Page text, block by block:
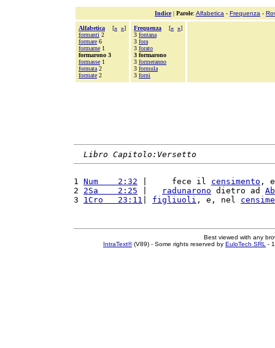
Indice| Parole: Alfabetica - Frequenza -
Alfabetica [« »]
formanti 2
formare 6
formarne 1
formarono 3
formasse 1
formata 2
formate 2
Frequenza [« »]
3 fontana
3 fora
3 forato
3 formarono
3 formeranno
3 formula
3 forni
Libro Capitolo:Versetto
1 Num    2:32 |     fece il censimento ,
2 2Sa    2:25 radunarono dietro ad
3 1Cro   23:11 figliuoli , e, nel
Best viewed with any
IntraText®(V89) - Some rights reserved by EuloTech SRL -